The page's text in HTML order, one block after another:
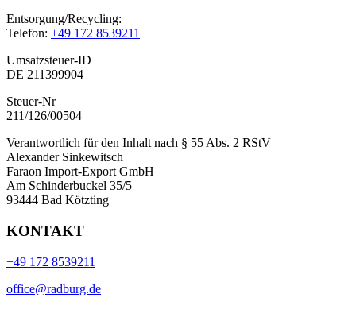
Entsorgung/Recycling:
Telefon: +49 172 8539211
Umsatzsteuer-ID
DE 211399904
Steuer-Nr
211/126/00504
Verantwortlich für den Inhalt nach § 55 Abs. 2 RStV
Alexander Sinkewitsch
Faraon Import-Export GmbH
Am Schinderbuckel 35/5
93444 Bad Kötzting
KONTAKT
+49 172 8539211
office@radburg.de